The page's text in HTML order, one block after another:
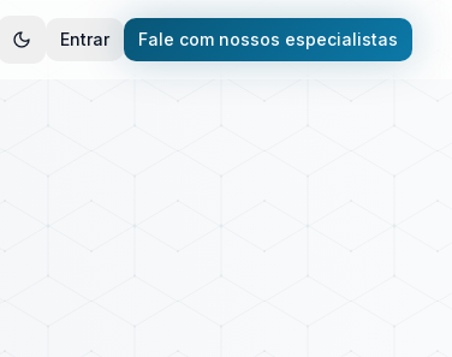
Entrar Fale com nossos especialistas